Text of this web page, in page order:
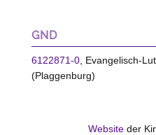
GND
6122871-0, Evangelisch-
(Plaggenburg)
Website der